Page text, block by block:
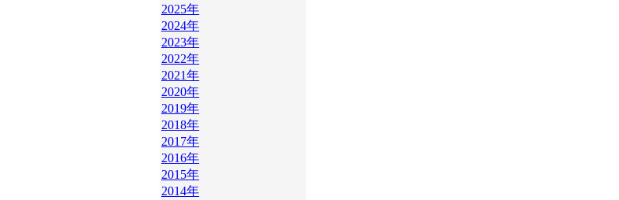
2025年
2024年
2023年
2022年
2021年
2020年
2019年
2018年
2017年
2016年
2015年
2014年